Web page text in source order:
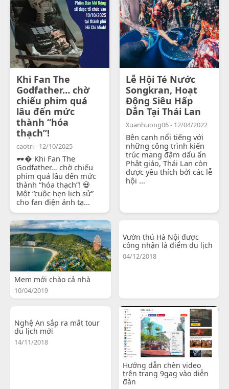
Khi Fan The
Godfather… chờ
chiếu phim quá
lâu đến mức
thành “hóa
thạch”!
caotri - 12/10/2025
🕶� Khi Fan The
Godfather… chờ chiếu
phim quá lâu đến mức
thành “hóa thạch”! 💀
Một “cuộc hẹn lịch sử”
cho fan điện ảnh tạ...
Lễ Hội Té Nước
Songkran, Hoạt
Động Siêu Hấp
Dẫn Tại Thái Lan
Xuanhuong06 - 12/04/2022
Bên cạnh nổi tiếng với
những công trình kiến
trúc mang đậm dấu ấn
Phật giáo, Thái Lan còn
được yêu thích bởi các lễ
hội ...
Mem mới chào cả nhà
10/04/2019
Vườn thú Hà Nội được
công nhận là điểm du lịch
04/12/2018
Nghệ An sắp ra mắt tour
du lịch mới
14/11/2018
Hướng dẫn chèn video
trên trang 9gag vào diễn
đàn